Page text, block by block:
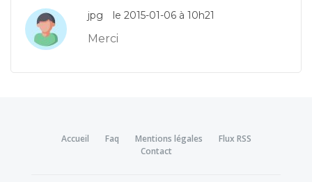
jpg le 2015-01-06 à 10h21
Merci
Accueil Faq Mentions légales
Flux RSS
Contact